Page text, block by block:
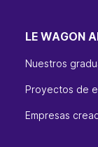
LE WAGON
Nuestros
Proyectos de
Empresas